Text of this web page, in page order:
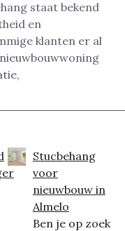
staat bekend
en
klanten er al
Stucbehang
voor
nieuwbouw in
Almelo
Ben je op zoek